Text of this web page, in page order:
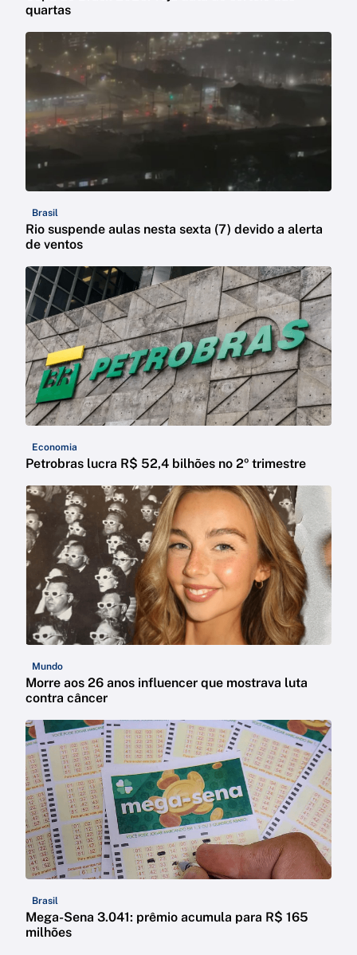
quartas
Brasil
Rio suspende aulas nesta sexta (7) devido a alerta
de ventos
Economia
Petrobras lucra R$ 52,4 bilhões no 2º trimestre
Mundo
Morre aos 26 anos influencer que mostrava luta
contra câncer
Brasil
Mega-Sena 3.041: prêmio acumula para R$ 165
milhões